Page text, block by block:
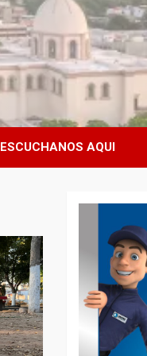
ESCUCHANOS AQUI